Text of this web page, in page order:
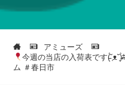
アミューズ
今週の当店の入荷表です
ム ＃春日市